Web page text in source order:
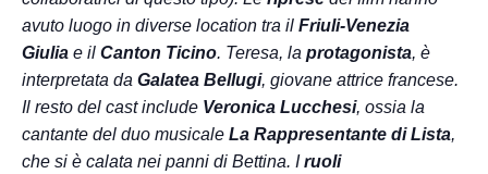
avuto luogo in diverse location tra il Friuli-Venezia
Giulia e il Canton Ticino. Teresa, la protagonista, è
interpretata da Galatea Bellugi, giovane attrice francese.
Il resto del cast include Veronica Lucchesi, ossia la
cantante del duo musicale La Rappresentante di Lista,
che si è calata nei panni di Bettina. Iruoli